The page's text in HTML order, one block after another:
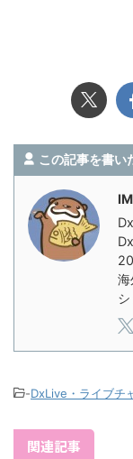
この記事を書い
海
-DxLive・ライブチ
関連記事